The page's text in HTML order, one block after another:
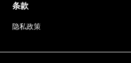
条款
隐私政策